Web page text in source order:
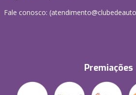
Fale conosco:
Premiações